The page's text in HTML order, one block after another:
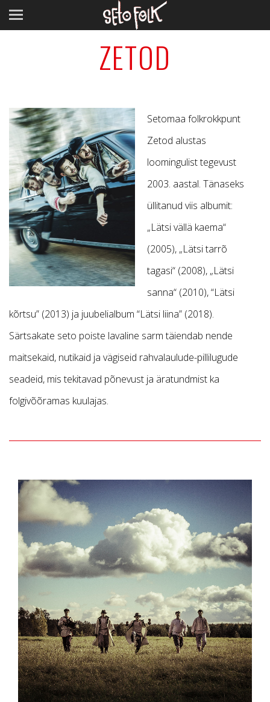
ZETOD
Setomaa folkrokkpunt
Zetod alustas
loomingulist tegevust
2003. aastal. Tänaseks
üllitanud viis albumit:
„Lätsi vällä kaema“
(2005), „Lätsi tarrõ
tagasi“ (2008), „Lätsi
sanna“ (2010), “Lätsi
kõrtsu” (2013) ja juubelialbum “Lätsi liina” (2018).
Särtsakate seto poiste lavaline sarm täiendab nende
maitsekaid, nutikaid ja vägiseid rahvalaulude-pillilugude
seadeid, mis tekitavad põnevust ja äratundmist ka
folgivõõramas kuulajas.